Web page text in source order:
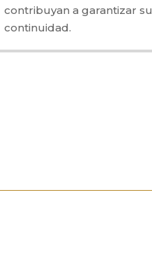
contribuyan a garantizar su
continuidad.